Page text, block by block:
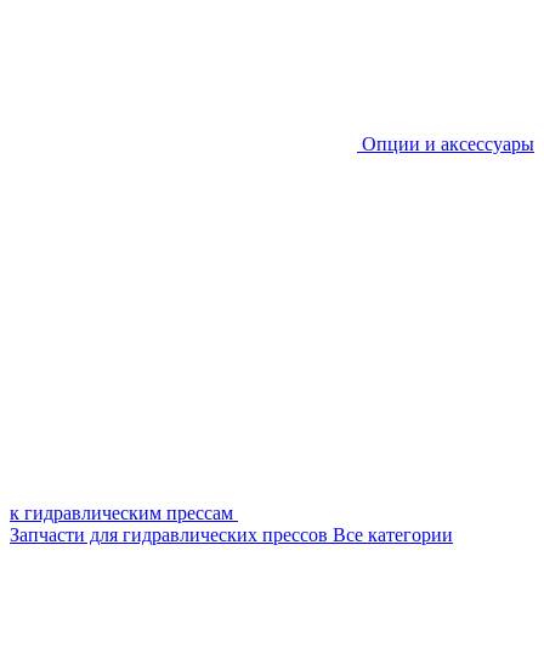
Опции и аксессуары
к гидравлическим прессам
Запчасти для гидравлических прессов Все категории